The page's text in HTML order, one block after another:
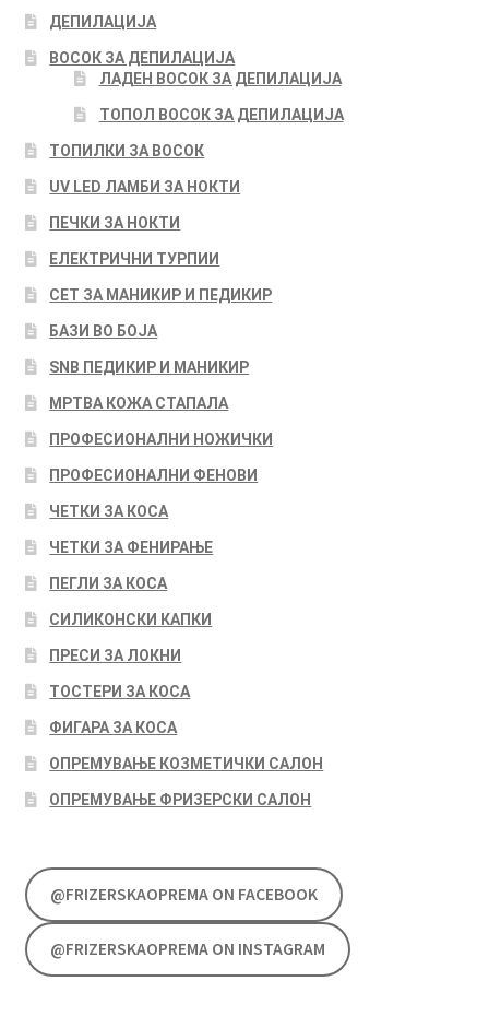
ДЕПИЛАЦИЈА
ВОСОК ЗА ДЕПИЛАЦИЈА
ЛАДЕН ВОСОК ЗА ДЕПИЛАЦИЈА
ТОПОЛ ВОСОК ЗА ДЕПИЛАЦИЈА
ТОПИЛКИ ЗА ВОСОК
UV LED ЛАМБИ ЗА НОКТИ
ПЕЧКИ ЗА НОКТИ
ЕЛЕКТРИЧНИ ТУРПИИ
СЕТ ЗА МАНИКИР И ПЕДИКИР
БАЗИ ВО БОЈА
SNB ПЕДИКИР И МАНИКИР
МРТВА КОЖА СТАПАЛА
ПРОФЕСИОНАЛНИ НОЖИЧКИ
ПРОФЕСИОНАЛНИ ФЕНОВИ
ЧЕТКИ ЗА КОСА
ЧЕТКИ ЗА ФЕНИРАЊЕ
ПЕГЛИ ЗА КОСА
СИЛИКОНСКИ КАПКИ
ПРЕСИ ЗА ЛОКНИ
ТОСТЕРИ ЗА КОСА
ФИГАРА ЗА КОСА
ОПРЕМУВАЊЕ КОЗМЕТИЧКИ САЛОН
ОПРЕМУВАЊЕ ФРИЗЕРСКИ САЛОН
@FRIZERSKAOPREMA ON FACEBOOK
@FRIZERSKAOPREMA ON INSTAGRAM